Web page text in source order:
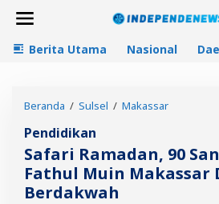
Berita Utama Nasional
Beranda / Sulsel / Makassar
a
r
i
Pendidikan
Safari Ramadan, 90
Fathul Muin Makassar
Berdakwah